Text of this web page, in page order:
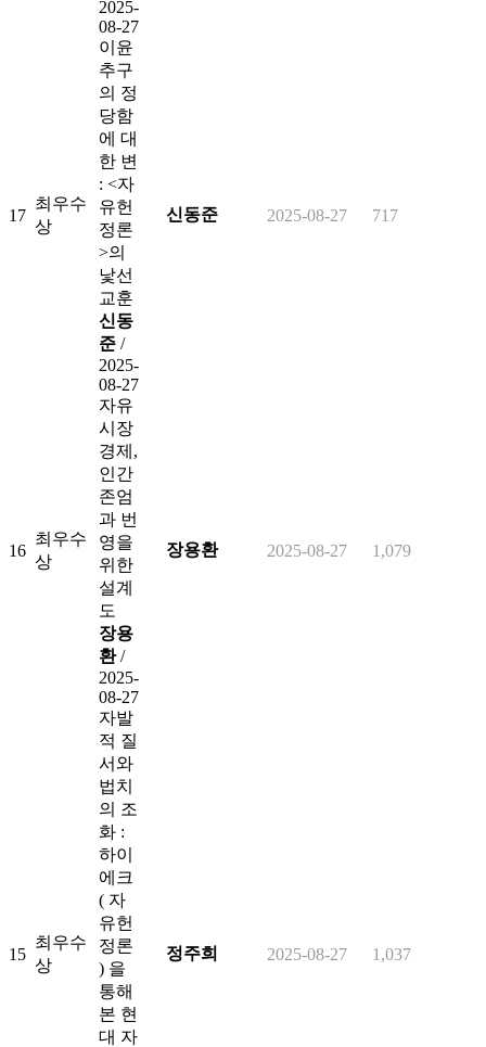
2025-
08-27
17
최우수
상
이윤
추구
의 정
당함
에 대
한 변
: <자
유헌
정론
>의
낯선
교훈
신동
준 /
2025-
08-27
신동준 2025-08-27 717
16
최우수
상
자유
시장
경제,
인간
존엄
과 번
영을
위한
설계
도
장용
환/
2025-
08-27
장용환 2025-08-27 1,079
15
최우수
상
자발
적 질
서와
법치
의 조
화 :
하이
에크
( 자
유헌
정론
) 을
통해
본 현
대 자
정주희 2025-08-27 1,037